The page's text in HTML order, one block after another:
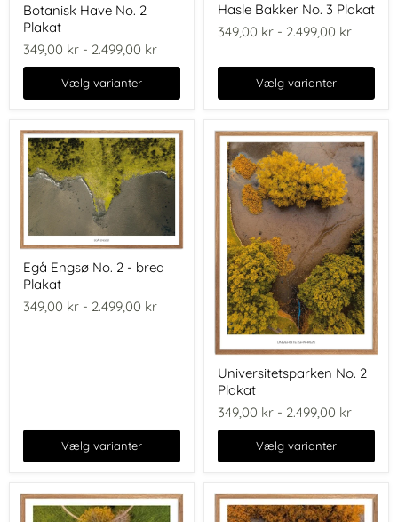
Have
No.
2
Plakat
Botanisk Have No. 2
Plakat
349,00 kr - 2.499,00 kr
Vælg varianter
Bakker
No.
3
Hasle Bakker No. 3 Plakat
349,00 kr - 2.499,00 kr
Vælg varianter
Engsø
No.
2
Egå Engsø No. 2 - bred
Plakat
349,00 kr - 2.499,00 kr
Vælg varianter
No.
2
Plakat
Universitetsparken No. 2
Plakat
349,00 kr - 2.499,00 kr
Vælg varianter